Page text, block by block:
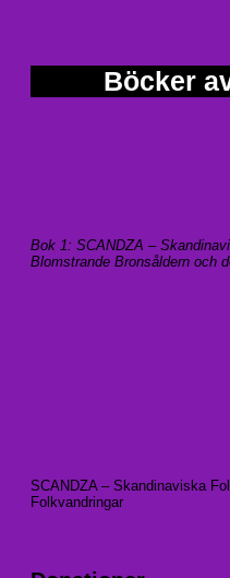
Böcker
Bok 1: SCANDZA –
Blomstrande Bronsåldern och
SCANDZA – Skandinaviska
Folkvandringar